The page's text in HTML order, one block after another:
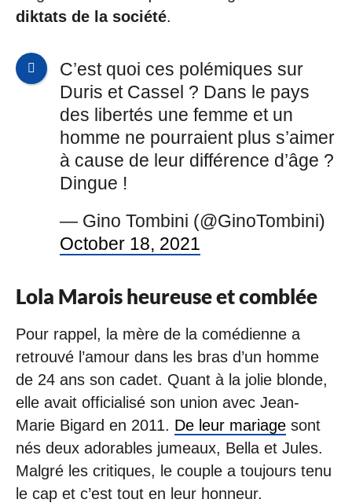
diktats de la société.
C’est quoi ces polémiques sur
Duris et Cassel ? Dans le pays
des libertés une femme et un
homme ne pourraient plus s’aimer
à cause de leur différence d’âge ?
Dingue !
— Gino Tombini (@GinoTombini)
October 18, 2021
Lola Marois heureuse et comblée
Pour rappel, la mère de la comédienne a
retrouvé l’amour dans les bras d’un homme
de 24 ans son cadet. Quant à la jolie blonde,
elle avait officialisé son union avec Jean-
Marie Bigard en 2011. De leur mariage sont
nés deux adorables jumeaux, Bella et Jules.
Malgré les critiques, le couple a toujours tenu
le cap et c’est tout en leur honneur.